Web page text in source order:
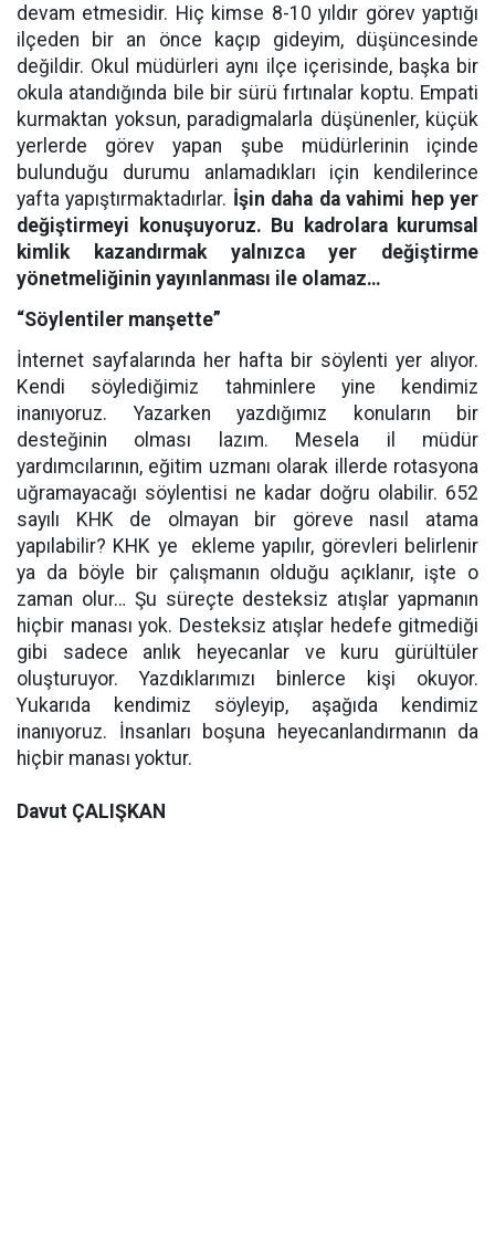
devam etmesidir. Hiç kimse 8-10 yıldır görev yaptığı
ilçeden bir an önce kaçıp gideyim, düşüncesinde
değildir. Okul müdürleri aynı ilçe içerisinde, başka bir
okula atandığında bile bir sürü fırtınalar koptu. Empati
kurmaktan yoksun, paradigmalarla düşünenler, küçük
yerlerde görev yapan şube müdürlerinin içinde
bulunduğu durumu anlamadıkları için kendilerince
yafta yapıştırmaktadırlar. İşin daha da vahimi hep yer
değiştirmeyi konuşuyoruz. Bu kadrolara kurumsal
kimlik kazandırmak yalnızca yer değiştirme
yönetmeliğinin yayınlanması ile olamaz…
“Söylentiler manşette”
İnternet sayfalarında her hafta bir söylenti yer alıyor.
Kendi söylediğimiz tahminlere yine kendimiz
inanıyoruz. Yazarken yazdığımız konuların bir
desteğinin olması lazım. Mesela il müdür
yardımcılarının, eğitim uzmanı olarak illerde rotasyona
uğramayacağı söylentisi ne kadar doğru olabilir. 652
sayılı KHK de olmayan bir göreve nasıl atama
yapılabilir? KHK ye ekleme yapılır, görevleri belirlenir
ya da böyle bir çalışmanın olduğu açıklanır, işte o
zaman olur… Şu süreçte desteksiz atışlar yapmanın
hiçbir manası yok. Desteksiz atışlar hedefe gitmediği
gibi sadece anlık heyecanlar ve kuru gürültüler
oluşturuyor. Yazdıklarımızı binlerce kişi okuyor.
Yukarıda kendimiz söyleyip, aşağıda kendimiz
inanıyoruz. İnsanları boşuna heyecanlandırmanın da
hiçbir manası yoktur.
Davut ÇALIŞKAN